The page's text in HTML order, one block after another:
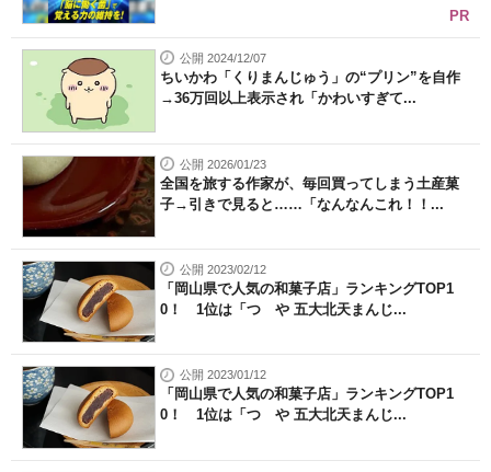
PR
公開 2024/12/07
ちいかわ「くりまんじゅう」の“プリン”を自作
→36万回以上表示され「かわいすぎて...
公開 2026/01/23
全国を旅する作家が、毎回買ってしまう土産菓
子→引きで見ると……「なんなんこれ！！...
公開 2023/02/12
「岡山県で人気の和菓子店」ランキングTOP1
0！ 1位は「つゝや 五大北天まんじ...
公開 2023/01/12
「岡山県で人気の和菓子店」ランキングTOP1
0！ 1位は「つゝや 五大北天まんじ...